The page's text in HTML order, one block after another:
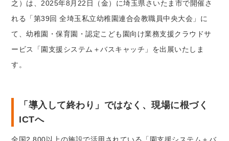
之）は、2025年8月22日（金）に埼玉県さいたま市で開催さ
れる「第39回 全埼玉私立幼稚園連合会教職員中央大会」に
て、幼稚園・保育園・認定こども園向け業務支援クラウドサ
ービス「園支援システム＋バスキャッチ」を出展いたしま
す。
「導入して終わり」ではなく、現場に根づく
ICTへ
全国2,800以上の施設で活用されている「園支援システム＋バ